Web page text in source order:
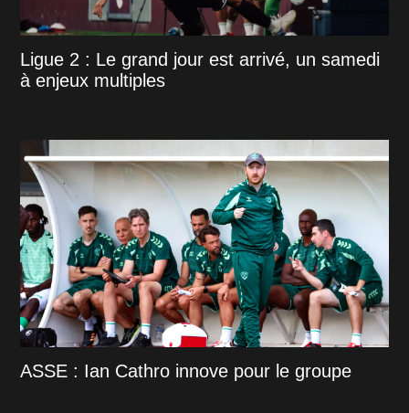
Ligue 2 : Le grand jour est arrivé, un samedi
à enjeux multiples
ASSE : Ian Cathro innove pour le groupe